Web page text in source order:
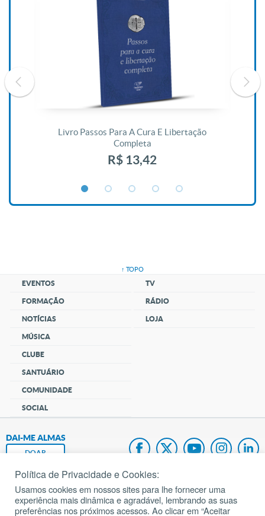
Livro Passos Para A Cura E Libertação
Completa
R$ 13,42
↑ TOPO
EVENTOS
FORMAÇÃO
NOTÍCIAS
MÚSICA
CLUBE
SANTUÁRIO
COMUNIDADE
SOCIAL
TV
RÁDIO
LOJA
DAI-ME ALMAS
DOAR
Fundação João Paulo II
Pedido de Oração
Política de Privacidade e Cookies:
Usamos cookies em nossos sites para lhe fornecer uma
experiência mais dinâmica e agradável, lembrando as suas
preferências nos próximos acessos. Ao clicar em “Aceitar